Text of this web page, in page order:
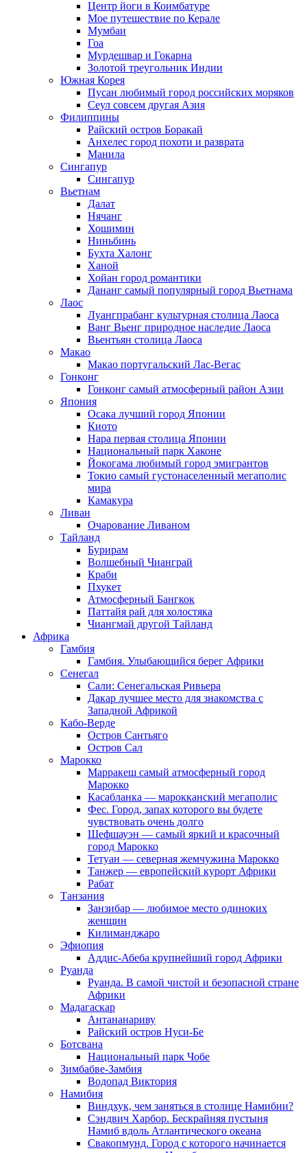
Центр йоги в Коимбатуре
Мое путешествие по Керале
Мумбаи
Гоа
Мурдешвар и Гокарна
Золотой треугольник Индии
Южная Корея
Пусан любимый город российских моряков
Сеул совсем другая Азия
Филиппины
Райский остров Боракай
Анхелес город похоти и разврата
Манила
Сингапур
Сингапур
Вьетнам
Далат
Нячанг
Хошимин
Ниньбинь
Бухта Халонг
Ханой
Хойан город романтики
Дананг самый популярный город Вьетнама
Лаос
Луангпрабанг культурная столица Лаоса
Ванг Вьенг природное наследие Лаоса
Вьентьян столица Лаоса
Макао
Макао португальский Лас-Вегас
Гонконг
Гонконг самый атмосферный район Азии
Япония
Осака лучший город Японии
Киото
Нара первая столица Японии
Национальный парк Хаконе
Йокогама любимый город эмигрантов
Токио самый густонаселенный мегаполис
мира
Камакура
Ливан
Очарование Ливаном
Тайланд
Бурирам
Волшебный Чианграй
Краби
Пхукет
Атмосферный Бангкок
Паттайя рай для холостяка
Чиангмай другой Тайланд
Африка
Гамбия
Гамбия. Улыбающийся берег Африки
Сенегал
Сали: Сенегальская Ривьера
Дакар лучшее место для знакомства с
Западной Африкой
Кабо-Верде
Остров Сантьяго
Остров Сал
Марокко
Марракеш самый атмосферный город
Марокко
Касабланка — марокканский мегаполис
Фес. Город, запах которого вы будете
чувствовать очень долго
Шефшауэн — самый яркий и красочный
город Марокко
Тетуан — северная жемчужина Марокко
Танжер — европейский курорт Африки
Рабат
Танзания
Занзибар — любимое место одиноких
женщин
Килиманджаро
Эфиопия
Аддис-Абеба крупнейший город Африки
Руанда
Руанда. В самой чистой и безопасной стране
Африки
Мадагаскар
Антананариву
Райский остров Нуси-Бе
Ботсвана
Национальный парк Чобе
Зимбабве-Замбия
Водопад Виктория
Намибия
Виндхук, чем заняться в столице Намибии?
Сэндвич Харбор. Бескрайняя пустыня
Намиб вдоль Атлантического океана
Свакопмунд. Город с которого начинается